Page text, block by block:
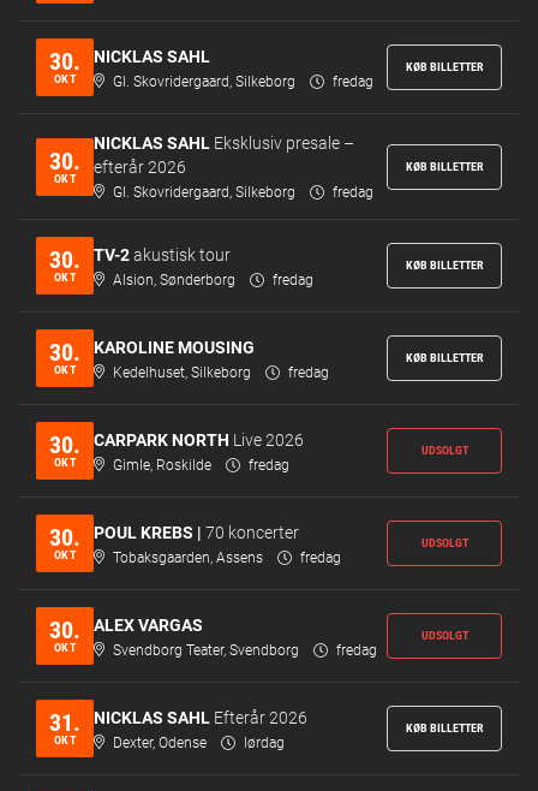
30.
OKT
NICKLAS SAHL
Gl. Skovridergaard, Silkeborg fredag
KØB BILLETTER
30.
OKT
NICKLAS SAHL Eksklusiv presale –
efterår 2026
Gl. Skovridergaard, Silkeborg fredag
KØB BILLETTER
30.
OKT
TV-2akustisk tour
Alsion, Sønderborg fredag
KØB BILLETTER
30.
OKT
KAROLINE MOUSING
Kedelhuset, Silkeborg fredag
KØB BILLETTER
30.
OKT
CARPARK NORTH Live 2026
Gimle, Roskilde fredag
UDSOLGT
30.
OKT
POUL KREBS | 70 koncerter
Tobaksgaarden, Assens fredag
UDSOLGT
30.
OKT
ALEX VARGAS
Svendborg Teater, Svendborg fredag
UDSOLGT
31.
OKT
NICKLAS SAHL Efterår 2026
Dexter, Odense lørdag
KØB BILLETTER